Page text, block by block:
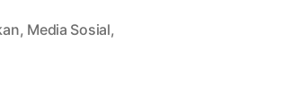
, Media Sosial,